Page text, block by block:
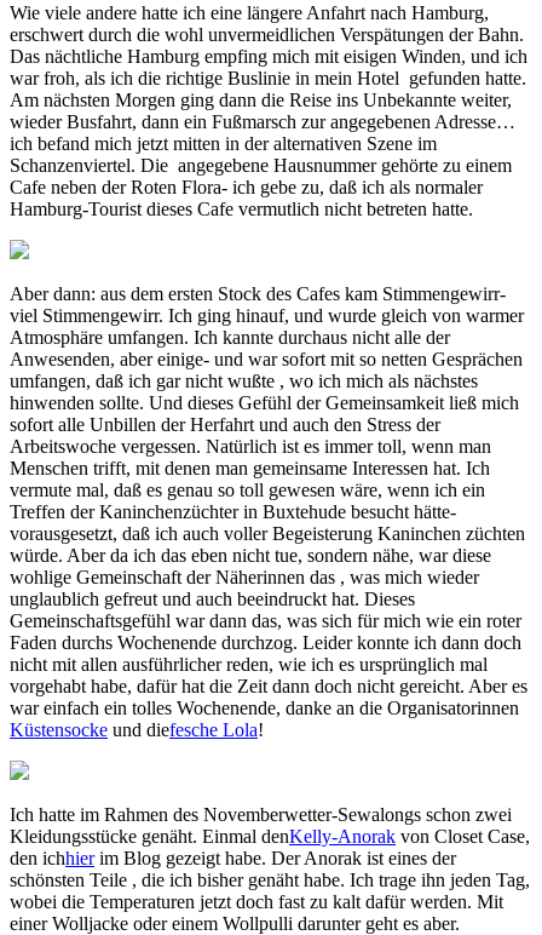
Wie viele andere hatte ich eine längere Anfahrt nach Hamburg,
erschwert durch die wohl unvermeidlichen Verspätungen der Bahn.
Das nächtliche Hamburg empfing mich mit eisigen Winden, und ich
war froh, als ich die richtige Buslinie in mein Hotel gefunden hatte.
Am nächsten Morgen ging dann die Reise ins Unbekannte weiter,
wieder Busfahrt, dann ein Fußmarsch zur angegebenen Adresse…
ich befand mich jetzt mitten in der alternativen Szene im
Schanzenviertel. Die angegebene Hausnummer gehörte zu einem
Cafe neben der Roten Flora- ich gebe zu, daß ich als normaler
Hamburg-Tourist dieses Cafe vermutlich nicht betreten hatte.
Aber dann: aus dem ersten Stock des Cafes kam Stimmengewirr-
viel Stimmengewirr. Ich ging hinauf, und wurde gleich von warmer
Atmosphäre umfangen. Ich kannte durchaus nicht alle der
Anwesenden, aber einige- und war sofort mit so netten Gesprächen
umfangen, daß ich gar nicht wußte , wo ich mich als nächstes
hinwenden sollte. Und dieses Gefühl der Gemeinsamkeit ließ mich
sofort alle Unbillen der Herfahrt und auch den Stress der
Arbeitswoche vergessen. Natürlich ist es immer toll, wenn man
Menschen trifft, mit denen man gemeinsame Interessen hat. Ich
vermute mal, daß es genau so toll gewesen wäre, wenn ich ein
Treffen der Kaninchenzüchter in Buxtehude besucht hätte-
vorausgesetzt, daß ich auch voller Begeisterung Kaninchen züchten
würde. Aber da ich das eben nicht tue, sondern nähe, war diese
wohlige Gemeinschaft der Näherinnen das , was mich wieder
unglaublich gefreut und auch beeindruckt hat. Dieses
Gemeinschaftsgefühl war dann das, was sich für mich wie ein roter
Faden durchs Wochenende durchzog. Leider konnte ich dann doch
nicht mit allen ausführlicher reden, wie ich es ursprünglich mal
vorgehabt habe, dafür hat die Zeit dann doch nicht gereicht. Aber es
war einfach ein tolles Wochenende, danke an die Organisatorinnen
Küstensocke und diefesche Lola!
Ich hatte im Rahmen des Novemberwetter-Sewalongs schon zwei
Kleidungsstücke genäht. Einmal denKelly-Anorak von Closet Case,
den ichhierim Blog gezeigt habe. Der Anorak ist eines der
schönsten Teile , die ich bisher genäht habe. Ich trage ihn jeden Tag,
wobei die Temperaturen jetzt doch fast zu kalt dafür werden. Mit
einer Wolljacke oder einem Wollpulli darunter geht es aber.